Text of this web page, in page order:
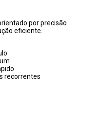
por precisão
eficiente.
recorrentes